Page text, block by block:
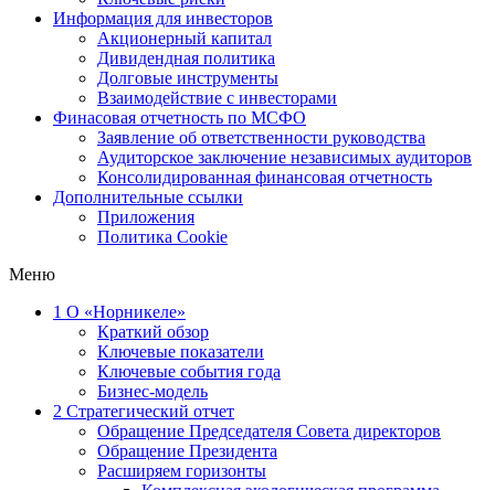
Информация для инвесторов
Акционерный капитал
Дивидендная политика
Долговые инструменты
Взаимодействие с инвеcторами
Финасовая отчетность по МСФО
Заявление об ответственности руководства
Аудиторское заключение независимых аудиторов
Консолидированная финансовая отчетность
Дополнительные ссылки
Приложения
Политика Cookie
Меню
1 О «Норникеле»
Краткий обзор
Ключевые показатели
Ключевые события года
Бизнес-модель
2 Стратегический отчет
Обращение Председателя Совета директоров
Обращение Президента
Расширяем горизонты